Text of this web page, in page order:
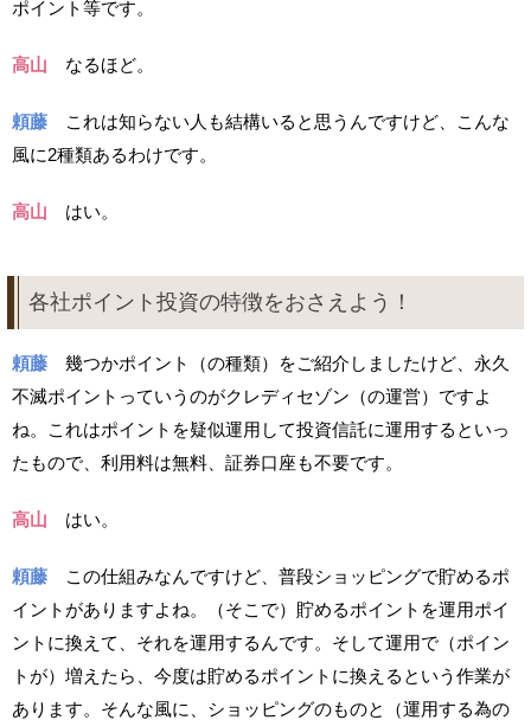
ポイント等です。
高山 なるほど。
頼藤 これは知らない人も結構いると思うんですけど、こんな
風に2種類あるわけです。
高山 はい。
各社ポイント投資の特徴をおさえよう！
頼藤 幾つかポイント（の種類）をご紹介しましたけど、永久
不滅ポイントっていうのがクレディセゾン（の運営）ですよ
ね。これはポイントを疑似運用して投資信託に運用するといっ
たもので、利用料は無料、証券口座も不要です。
高山 はい。
頼藤 この仕組みなんですけど、普段ショッピングで貯めるポ
イントがありますよね。（そこで）貯めるポイントを運用ポイ
ントに換えて、それを運用するんです。そして運用で（ポイン
トが）増えたら、今度は貯めるポイントに換えるという作業が
あります。そんな風に、ショッピングのものと（運用する為の